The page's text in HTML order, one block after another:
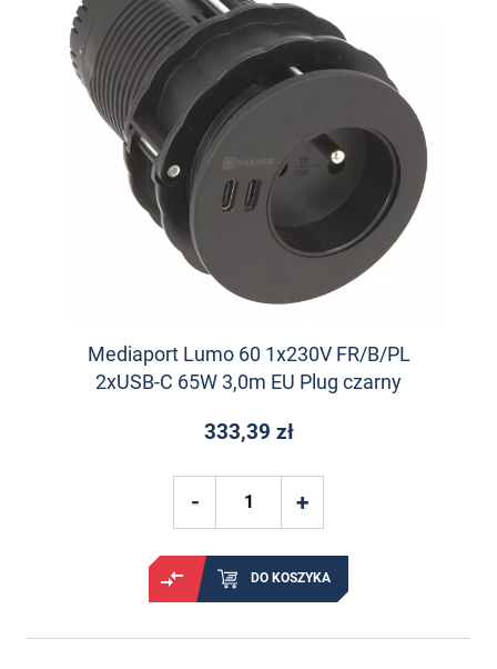
Mediaport Lumo 60 1x230V FR/B/PL
2xUSB-C 65W 3,0m EU Plug czarny
333,39 zł
DO KOSZYKA